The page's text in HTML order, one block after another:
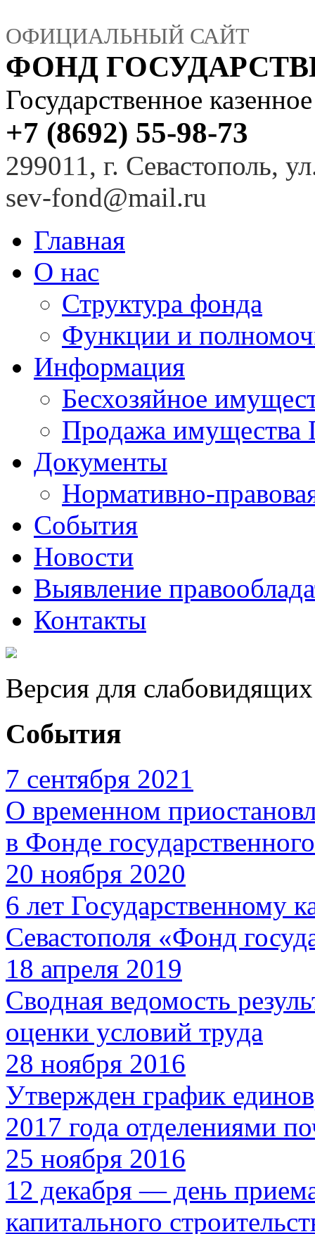
ОФИЦИАЛЬНЫЙ САЙТ
ФОНД
Государственное
+7 (8692) 55-98-73
299011, г. Севастополь,
sev-fond@mail.ru
Главная
О нас
Структура фонда
Функции и
Информация
Бесхозяйное
Продажа имущества
Документы
Нормативно-
События
Новости
Выявление
Контакты
Версия для слабовидящих
События
7 сентября 2021
О временном
в Фонде
20 ноября 2020
6 лет Государственному
Севастополя «Фонд
18 апреля 2019
Сводная ведомость
оценки условий труда
28 ноября 2016
Утвержден график
2017 года отделениями
25 ноября 2016
12 декабря — день
капитального